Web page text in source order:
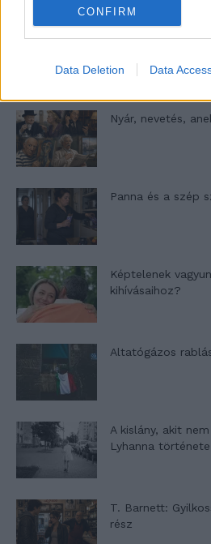
CONFIRM
Data Deletion Data
A világ
Nyár, nevetés,
Panna és a szép
Képtelenek
kihívásaihoz?
Altatógázos
A kislány, akit
Lyhanna története
T. Barnett:
rész